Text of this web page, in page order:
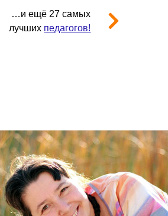
…и ещё 27 самых
лучших педагогов!